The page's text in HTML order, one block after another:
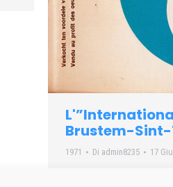
Brustem-
1971 Di admin8235 17